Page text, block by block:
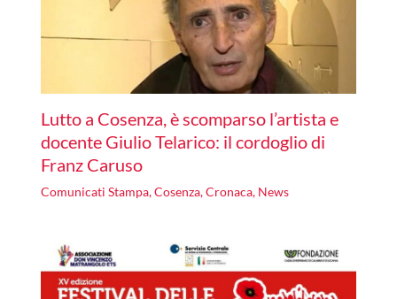
Lutto a Cosenza, è scomparso l’artista e
docente Giulio Telarico: il cordoglio di
Franz Caruso
Comunicati Stampa,Cosenza,Cronaca, News